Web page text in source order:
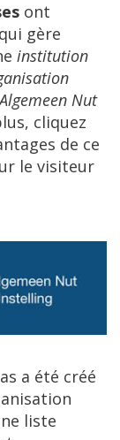
ont
qui gère
institution
Algemeen Nut
, cliquez
de ce
le visiteur
a été créé
liste